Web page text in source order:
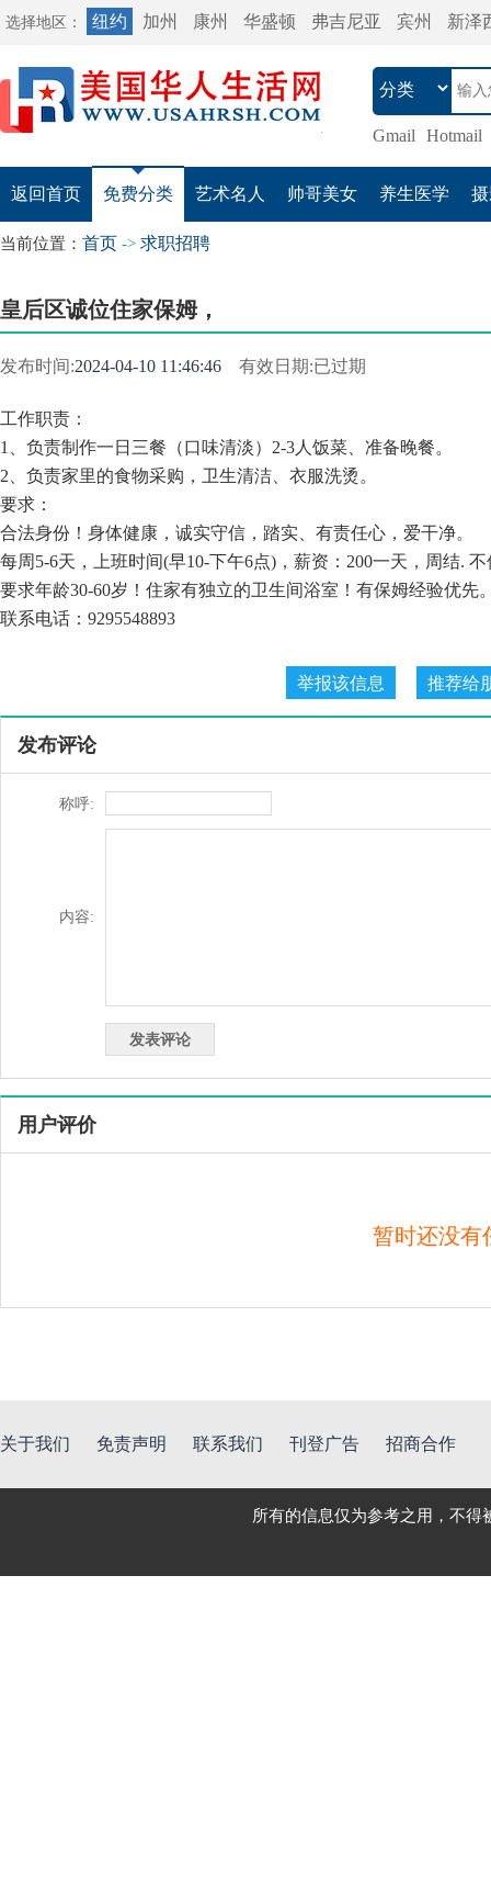
选择地区： 纽约 加州 康州 华盛顿 弗吉尼亚 宾州 新泽
Gmail Hotmail
返回首页 免费分类 艺术名人 帅哥美女 养生医学
当前位置： 首页 -> 求职招聘
皇后区诚位住家保姆，
发布时间:2024-04-10 11:46:46 有效日期:已过期
工作职责：
1、负责制作一日三餐（口味清淡）2-3人饭菜、准备晚餐。
2、负责家里的食物采购，卫生清洁、衣服洗烫。
要求：
合法身份！身体健康，诚实守信，踏实、有责任心，爱干净。
每周5-6天，上班时间(早10-下午6点)，薪资：200一天，周结.
要求年龄30-60岁！住家有独立的卫生间浴室！有保姆经验优先
联系电话：9295548893
发布评论
称呼:
内容:
用户评价
暂时还没有
关于我们 免责声明 联系我们 刊登广告 招商合作
所有的信息仅为参考之用，不